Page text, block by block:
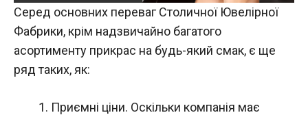
Серед основних переваг Столичної Ювелірної
Фабрики, крім надзвичайно багатого
асортименту прикрас на будь-який смак, є ще
ряд таких, як:
Приємні ціни. Оскільки компанія має